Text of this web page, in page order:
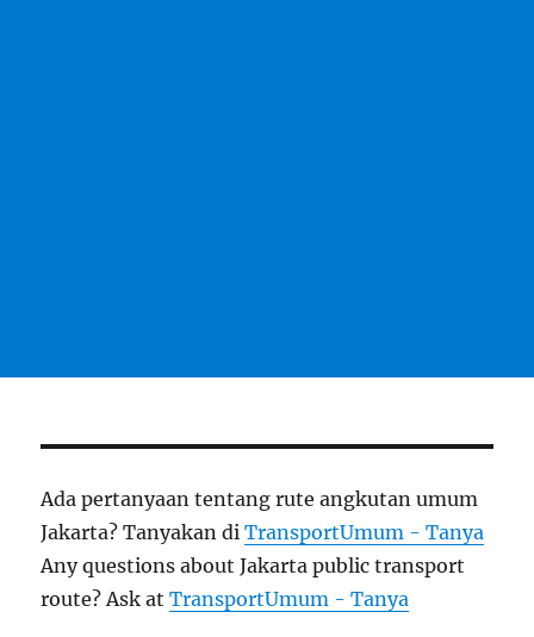
Ada pertanyaan tentang rute angkutan umum
Jakarta? Tanyakan diTransportUmum - Tanya
Any questions about Jakarta public transport
route? Ask atTransportUmum - Tanya